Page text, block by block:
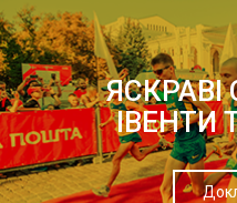
ЯСКРАВІ
ІВЕНТИ